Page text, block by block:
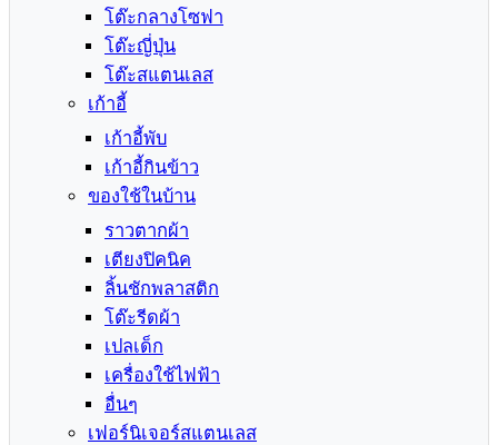
โต๊ะกลางโซฟา
โต๊ะญี่ปุ่น
โต๊ะสแตนเลส
เก้าอี้
เก้าอี้พับ
เก้าอี้กินข้าว
ของใช้ในบ้าน
ราวตากผ้า
เตียงปิคนิค
ลิ้นชักพลาสติก
โต๊ะรีดผ้า
เปลเด็ก
เครื่องใช้ไฟฟ้า
อื่นๆ
เฟอร์นิเจอร์สแตนเลส